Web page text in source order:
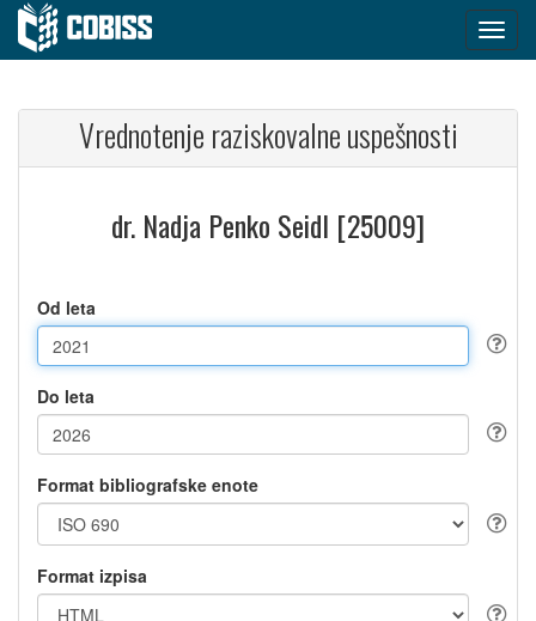
Vrednotenje raziskovalne uspešnosti
dr. Nadja Penko Seidl [25009]
Od leta
Do leta
Format bibliografske enote
Format izpisa